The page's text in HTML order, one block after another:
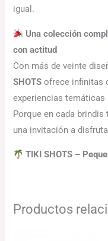
igual.
Una colección
con actitud
Con más de veinte
SHOTS ofrece infinitas
experiencias temáticas
Porque en cada
una invitación a
TIKI SHOTS –
Productos